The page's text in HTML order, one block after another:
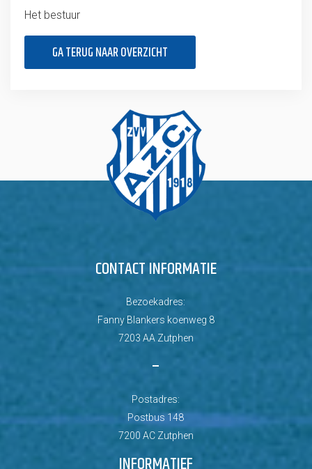
Het bestuur
GA TERUG NAAR OVERZICHT
CONTACT INFORMATIE
Bezoekadres:
Fanny Blankers koenweg 8
7203 AA Zutphen
–
Postadres:
Postbus 148
7200 AC Zutphen
INFORMATIEF